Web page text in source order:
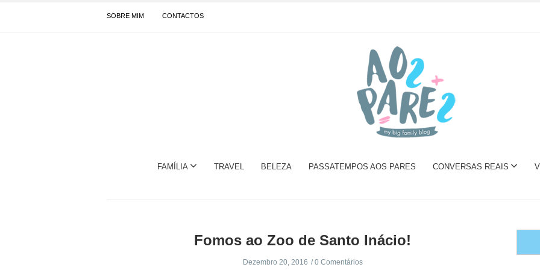
SOBRE MIM CONTACTOS
FAMÍLIA TRAVEL BELEZA PASSATEMPOS AOS PARES CONVERSAS REAIS
Fomos ao Zoo de Santo Inácio!
Dezembro 20, 2016 0 Comentários